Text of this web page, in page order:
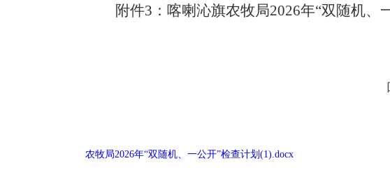
附件3 ：喀喇沁旗农牧局2026年“双随机、
农牧局2026年“双随机、一公开”检查计划(1).docx